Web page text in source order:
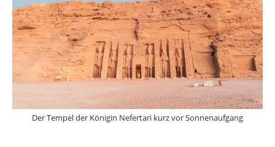
Der Tempel der Königin Nefertari kurz vor Sonnenaufgang